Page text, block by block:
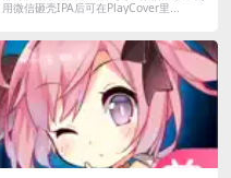
用微信砸壳IPA后可在PlayCover里...